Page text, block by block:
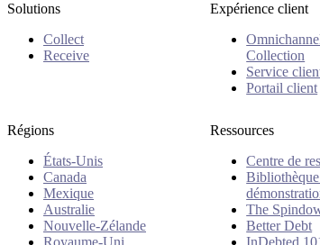
Solutions
Collect
Receive
Expérience client
Collection
Service
Portail client
Régions
États-Unis
Canada
Mexique
Australie
Nouvelle-Zélande
Ressources
Centre de
The
Better Debt